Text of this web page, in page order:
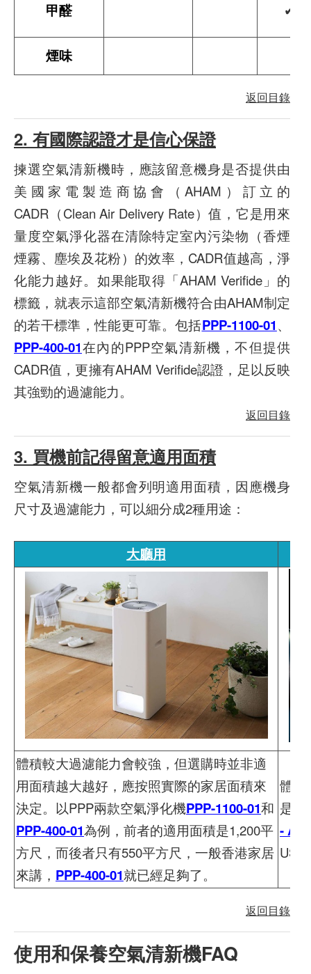
甲醛 ✔
煙味
返回目錄
2. 有國際認證才是信心保證
揀選空氣清新機時，應該留意機身是否提供由
美國家電製造商協會（AHAM）訂立的
CADR（Clean Air Delivery Rate）值，它是用來
量度空氣淨化器在清除特定室內污染物（香煙
煙霧、塵埃及花粉）的效率，CADR值越高，淨
化能力越好。如果能取得「AHAM Verifide」的
標籤，就表示這部空氣清新機符合由AHAM制定
的若干標準，性能更可靠。包括PPP-1100-01、
PPP-400-01在內的PPP空氣清新機，不但提供
CADR值，更擁有AHAM Verifide認證，足以反映
其強勁的過濾能力。
返回目錄
3. 買機前記得留意適用面積
空氣清新機一般都會列明適用面積，因應機身
尺寸及過濾能力，可以細分成2種用途：
大廳用
體積較大過濾能力會較強，但選購時並非適
用面積越大越好，應按照實際的家居面積來
決定。以PPP兩款空氣淨化機PPP-1100-01和
PPP-400-01為例，前者的適用面積是1,200平
方尺，而後者只有550平方尺，一般香港家居
來講， PPP-400-01就已經足夠了。
體積
是座
-
USB
返回目錄
使用和保養空氣清新機FAQ